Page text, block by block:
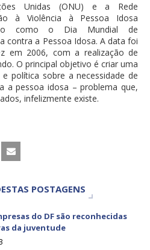
Unidas (ONU) e a Rede
à Violência à Pessoa Idosa
como o Dia Mundial de
contra a Pessoa Idosa. A data foi
em 2006, com a realização de
O principal objetivo é criar uma
política sobre a necessidade de
a pessoa idosa – problema que,
infelizmente existe.
POSTAGENS
do DF são reconhecidas
da juventude